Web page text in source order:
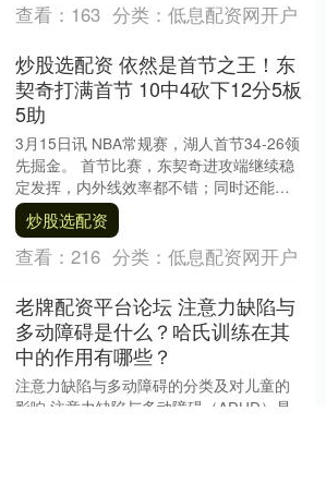
查看： 163 分类： 低息配资网开户
炒股选配资 依然是首节之王！东
契奇打满首节 10中4砍下12分5板
5助
3月15日讯 NBA常规赛，湖人首节34-26领
先掘金。 首节比赛，东契奇进攻端继续稳
定发挥，内外线效率都不错；同时还能串
联球队，多次送出妙传。 他打满12分钟....
炒股选配资
查看： 216 分类： 低息配资网开户
老牌配资平台论坛 注意力缺陷与
多动障碍是什么？哈氏训练在其
中的作用有哪些？
注意力缺陷与多动障碍的分类及对儿童的
影响 注意力缺陷与多动障碍（ADHD）是